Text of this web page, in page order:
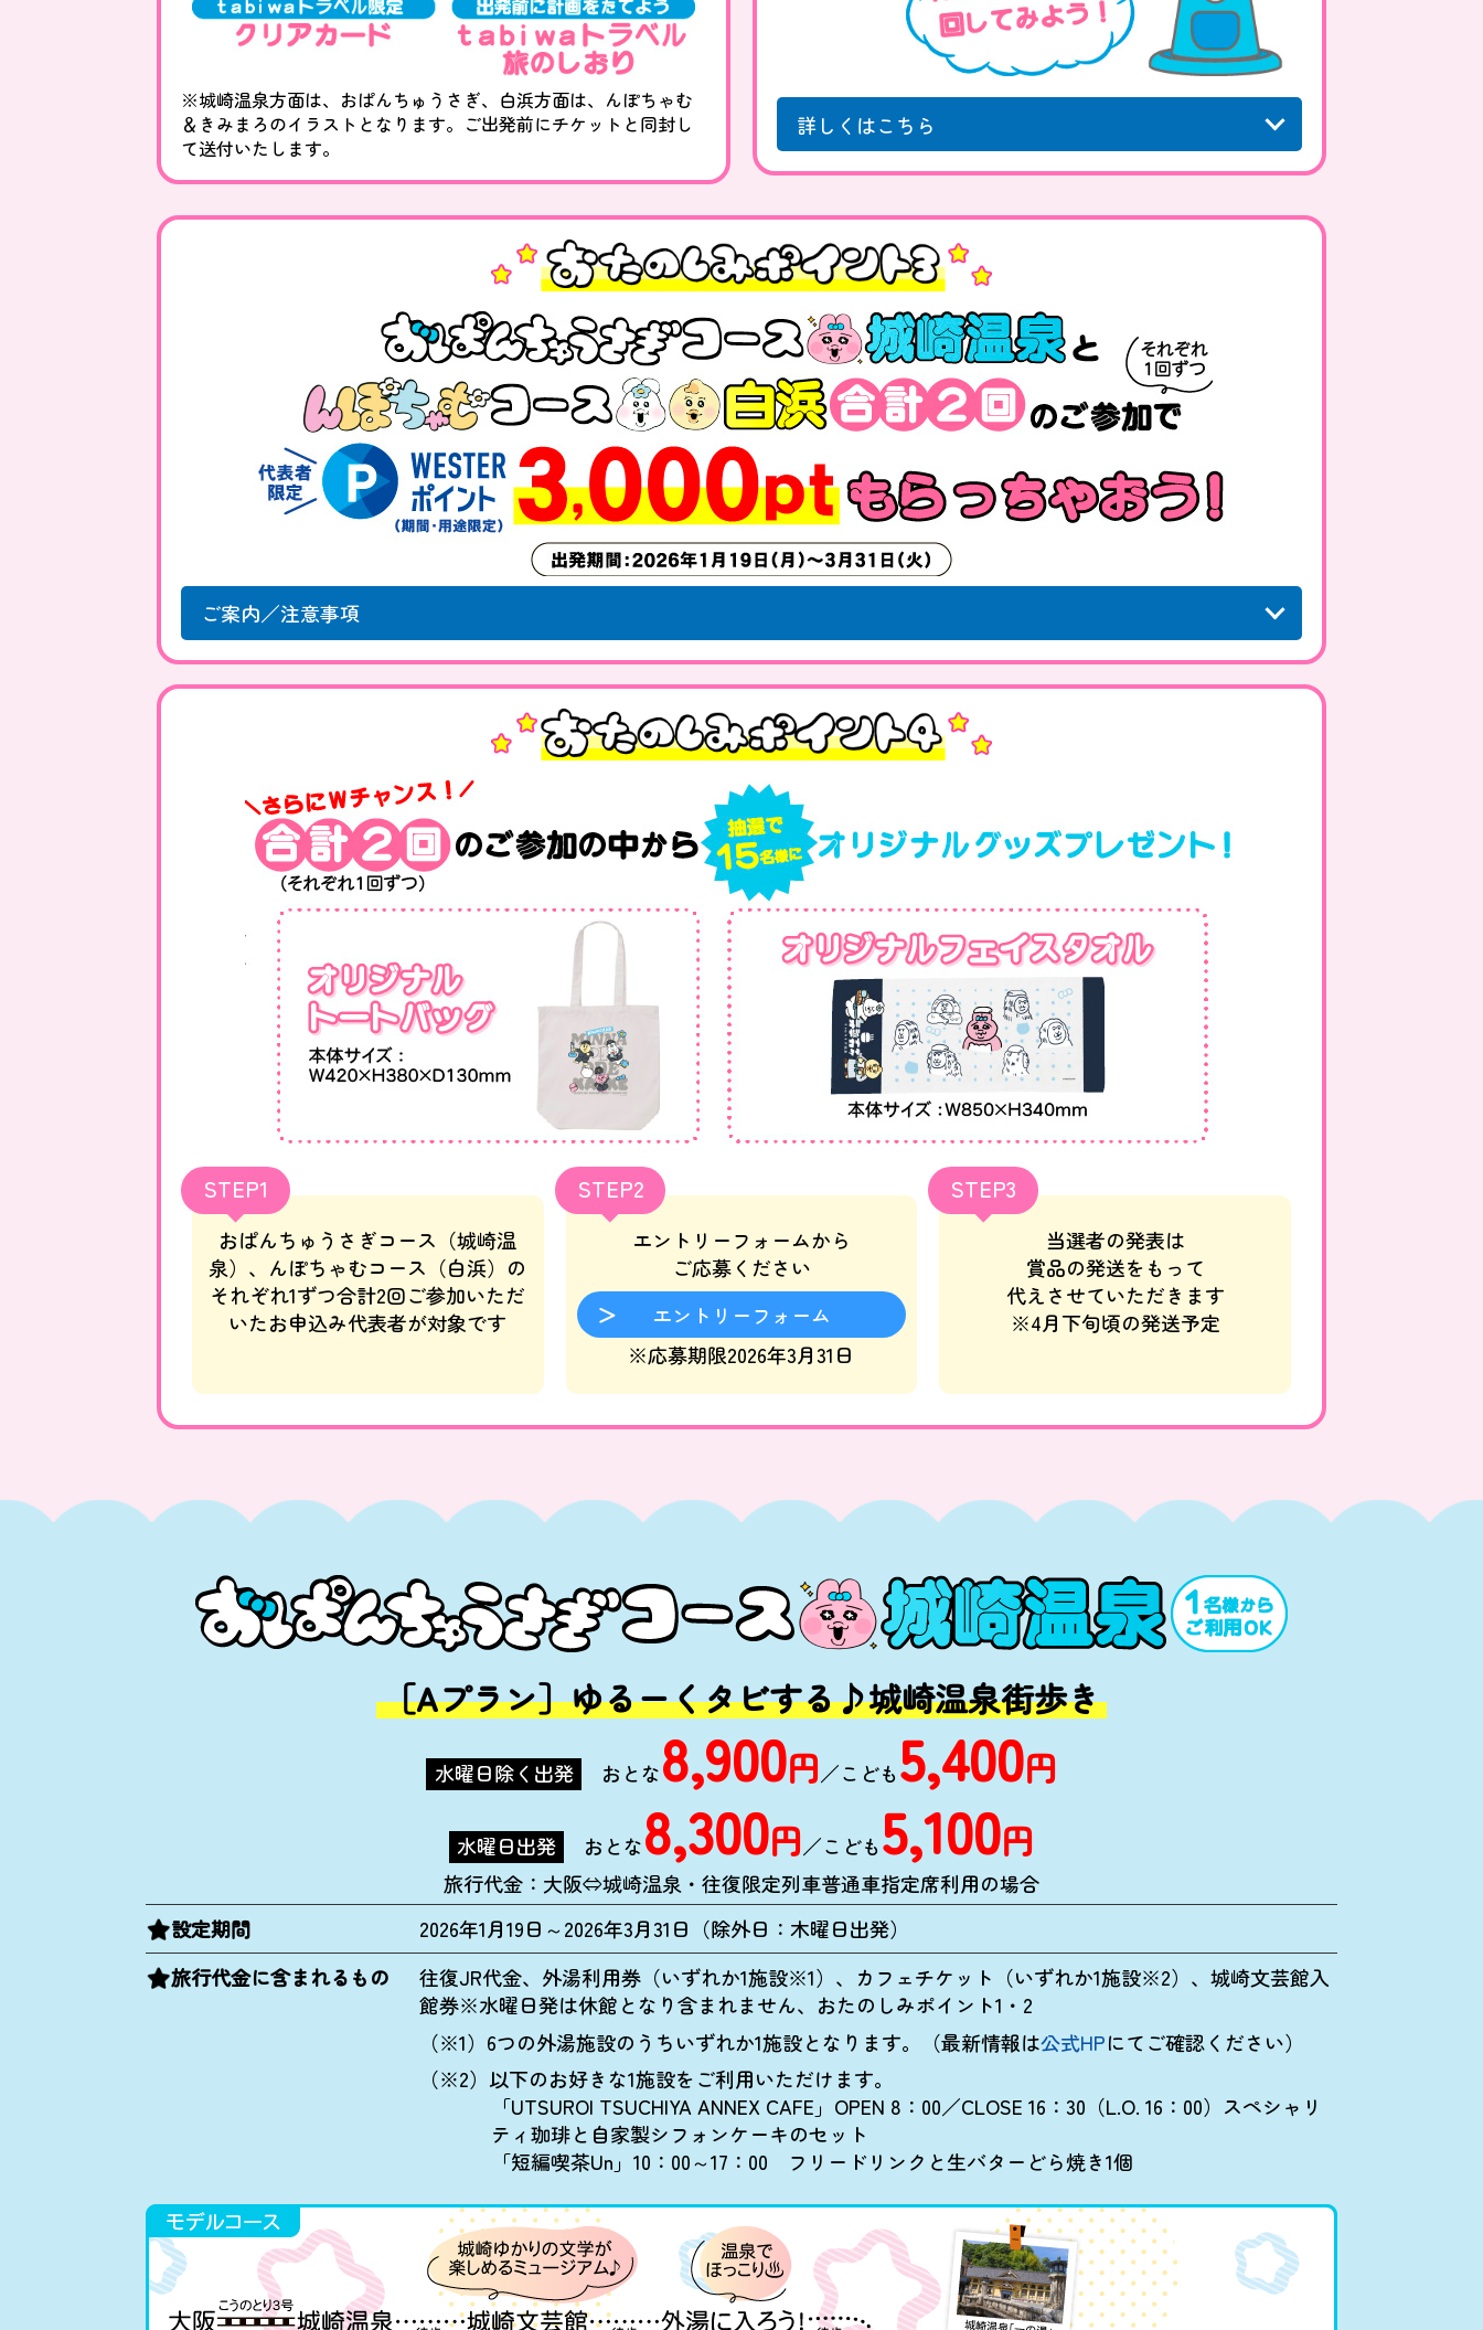
※城崎温泉方面は、おぱんちゅうさぎ、白浜方面は、んぽちゃむ
＆きみまろのイラストとなります。ご出発前にチケットと同封し
て送付いたします。
詳しくはこちら
ご案内／注意事項
STEP1
おぱんちゅうさぎコース（城崎温
泉）、んぽちゃむコース（白浜）の
それぞれ1ずつ合計2回ご参加いただ
いたお申込み代表者が対象です
STEP2
エントリーフォームから
ご応募ください
エントリーフォーム
※応募期限2026年3月31日
STEP3
当選者の発表は
賞品の発送をもって
代えさせていただきます
※4月下旬頃の発送予定
［Aプラン］ゆるーくタビする♪城崎温泉街歩き
水曜日除く出発 おとな8,900円／こども5,400円
水曜日出発 おとな8,300円／こども5,100円
旅行代金：大阪⇔城崎温泉・往復限定列車普通車指定席利用の場合
設定期間
2026年1月19日～2026年3月31日（除外日：木曜日出発）
旅行代金に含まれるもの
往復JR代金、外湯利用券（いずれか1施設※1）、カフェチケット（いずれか1施設※2）、城崎文芸館入
館券※水曜日発は休館となり含まれません、おたのしみポイント1・2
6つの外湯施設のうちいずれか1施設となります。（最新情報は公式HPにてご確認ください）
以下のお好きな1施設をご利用いただけます。
「UTSUROI TSUCHIYA ANNEX CAFE」OPEN 8：00／CLOSE 16：30（L.O. 16：00）スペシャリ
ティ珈琲と自家製シフォンケーキのセット
「短編喫茶Un」10：00～17：00 フリードリンクと生バターどら焼き1個